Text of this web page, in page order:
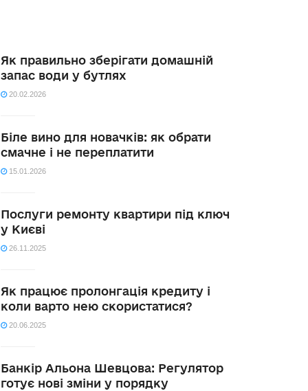
Як правильно зберігати домашній
запас води у бутлях
20.02.2026
Біле вино для новачків: як обрати
смачне і не переплатити
15.01.2026
Послуги ремонту квартири під ключ
у Києві
26.11.2025
Як працює пролонгація кредиту і
коли варто нею скористатися?
20.06.2025
Банкір Альона Шевцова: Регулятор
готує нові зміни у порядку